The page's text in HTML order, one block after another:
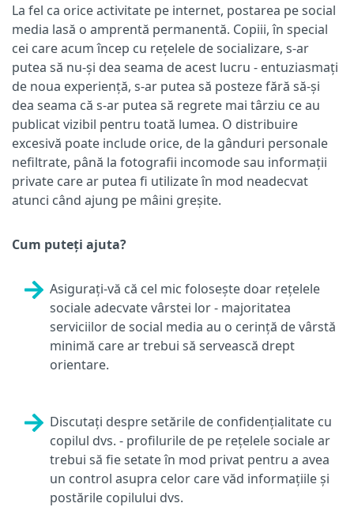
La fel ca orice activitate pe internet, postarea pe social
media lasă o amprentă permanentă. Copiii, în special
cei care acum încep cu rețelele de socializare, s-ar
putea să nu-și dea seama de acest lucru - entuziasmați
de noua experiență, s-ar putea să posteze fără să-și
dea seama că s-ar putea să regrete mai târziu ce au
publicat vizibil pentru toată lumea. O distribuire
excesivă poate include orice, de la gânduri personale
nefiltrate, până la fotografii incomode sau informații
private care ar putea fi utilizate în mod neadecvat
atunci când ajung pe mâini greșite.
Cum puteți ajuta?
Asigurați-vă că cel mic folosește doar rețelele
sociale adecvate vârstei lor - majoritatea
serviciilor de social media au o cerință de vârstă
minimă care ar trebui să servească drept
orientare.
Discutați despre setările de confidențialitate cu
copilul dvs. - profilurile de pe rețelele sociale ar
trebui să fie setate în mod privat pentru a avea
un control asupra celor care văd informațiile și
postările copilului dvs.